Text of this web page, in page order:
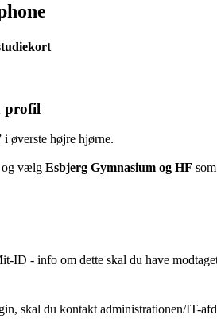
profil
øverste højre hjørne.
og vælg Esbjerg Gymnasium og HF
- info om dette skal du have
skal du kontakt administrationen/IT-